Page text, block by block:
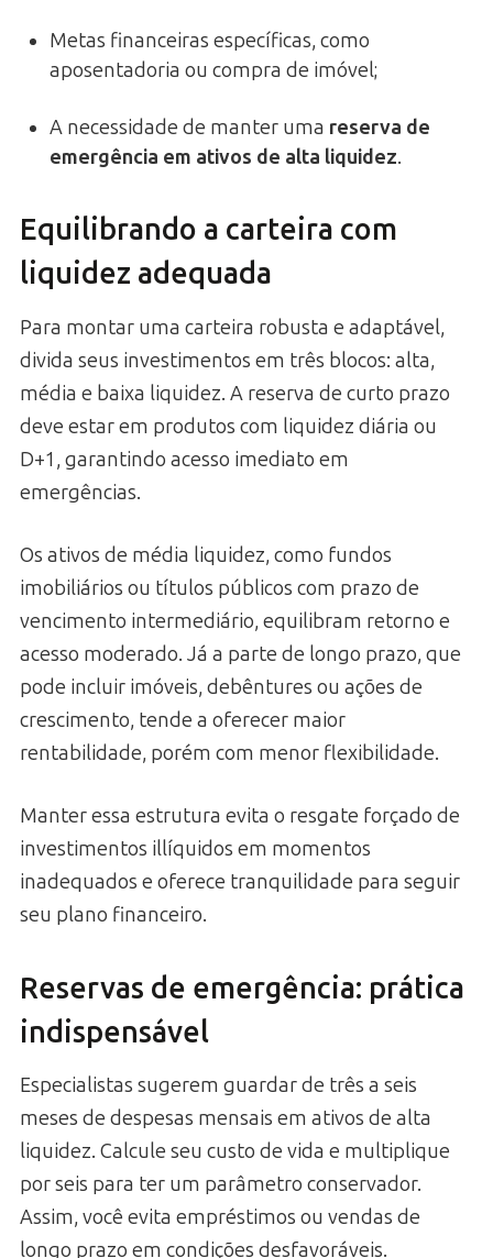
Metas financeiras específicas, como
aposentadoria ou compra de imóvel;
A necessidade de manter uma reserva de
emergência em ativos de alta liquidez.
Equilibrando a carteira com
liquidez adequada
Para montar uma carteira robusta e adaptável,
divida seus investimentos em três blocos: alta,
média e baixa liquidez. A reserva de curto prazo
deve estar em produtos com liquidez diária ou
D+1, garantindo acesso imediato em
emergências.
Os ativos de média liquidez, como fundos
imobiliários ou títulos públicos com prazo de
vencimento intermediário, equilibram retorno e
acesso moderado. Já a parte de longo prazo, que
pode incluir imóveis, debêntures ou ações de
crescimento, tende a oferecer maior
rentabilidade, porém com menor flexibilidade.
Manter essa estrutura evita o resgate forçado de
investimentos illíquidos em momentos
inadequados e oferece tranquilidade para seguir
seu plano financeiro.
Reservas de emergência: prática
indispensável
Especialistas sugerem guardar de três a seis
meses de despesas mensais em ativos de alta
liquidez. Calcule seu custo de vida e multiplique
por seis para ter um parâmetro conservador.
Assim, você evita empréstimos ou vendas de
longo prazo em condições desfavoráveis.